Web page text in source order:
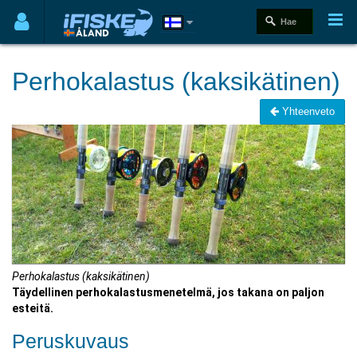
Perhokalastus (kaksikätinen)
Yhteenveto
Perhokalastus (kaksikätinen)
Täydellinen perhokalastusmenetelmä, jos takana on paljon
esteitä.
Peruskuvaus